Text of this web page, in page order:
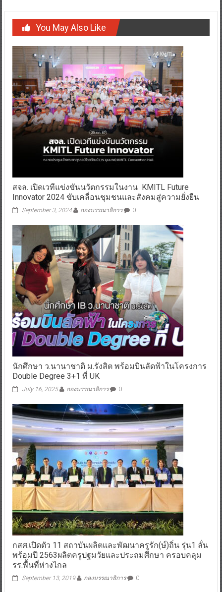
You May Also Like
สจล. เปิดเวทีแข่งขันนวัตกรรมในงาน KMITL Future
Innovator 2024 ขับเคลื่อนชุมชนและสังคมสู่ความยั่งยืน
September 3, 2024 กองบรรณาธิการ 0
นักศึกษา ว.นานาชาติ ม.รังสิต พร้อมบินลัดฟ้าในโครงการ
Double Degree 3+1 ที่ UK
July 16, 2025 กองบรรณาธิการ 0
กสศ.เปิดตัว 11 สถาบันผลิตและพัฒนาครูรัก(ษ์)ถิ่น รุ่น1 ลั่น
พร้อมปี 2563ผลิตครูปฐมวัยและประถมศึกษา ครอบคลุม
รร.พื้นที่ห่างไกล
September 13, 2019 กองบรรณาธิการ 0